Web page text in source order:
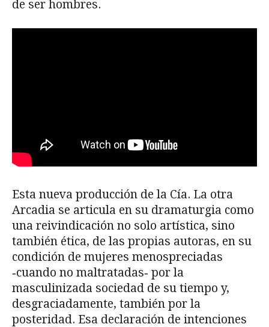
de ser hombres.
Esta nueva producción de la Cía. La otra
Arcadia se articula en su dramaturgia como
una reivindicación no solo artística, sino
también ética, de las propias autoras, en su
condición de mujeres menospreciadas
‐cuando no maltratadas‐ por la
masculinizada sociedad de su tiempo y,
desgraciadamente, también por la
posteridad. Esa declaración de intenciones